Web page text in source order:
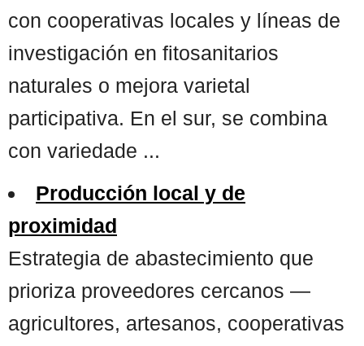
con cooperativas locales y líneas de
investigación en fitosanitarios
naturales o mejora varietal
participativa. En el sur, se combina
con variedade ...
Producción local y de
proximidad
Estrategia de abastecimiento que
prioriza proveedores cercanos —
agricultores, artesanos, cooperativas